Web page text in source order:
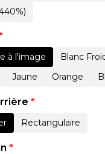
à l'image Blanc
Jaune Orange
*
Rectangulaire
*